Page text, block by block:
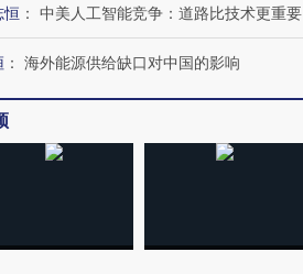
国走私7万
恒 ： 中美人工智能竞争：道路比技术更重要
： 海外能源供给缺口对中国的影响